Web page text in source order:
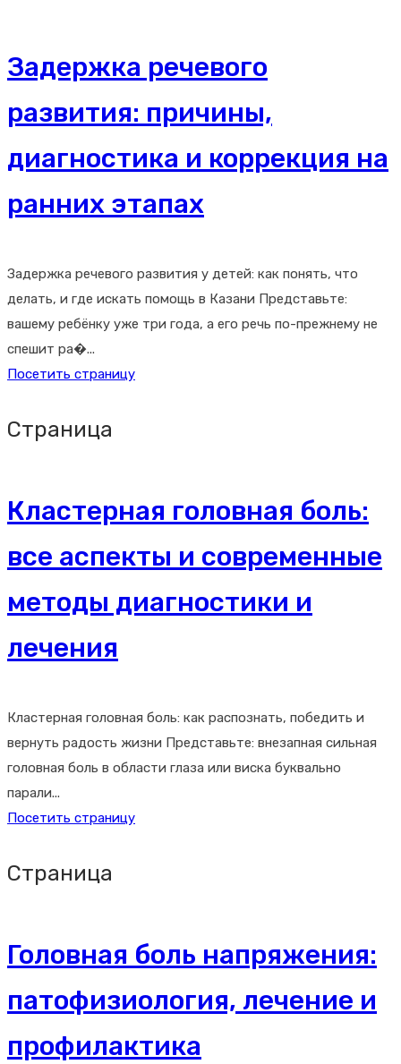
Задержка речевого
развития: причины,
диагностика и коррекция на
ранних этапах
Задержка речевого развития у детей: как понять, что
делать, и где искать помощь в Казани Представьте:
вашему ребёнку уже три года, а его речь по-прежнему не
спешит ра�...
Посетить страницу
Страница
Кластерная головная боль:
все аспекты и современные
методы диагностики и
лечения
Кластерная головная боль: как распознать, победить и
вернуть радость жизни Представьте: внезапная сильная
головная боль в области глаза или виска буквально
парали...
Посетить страницу
Страница
Головная боль напряжения:
патофизиология, лечение и
профилактика